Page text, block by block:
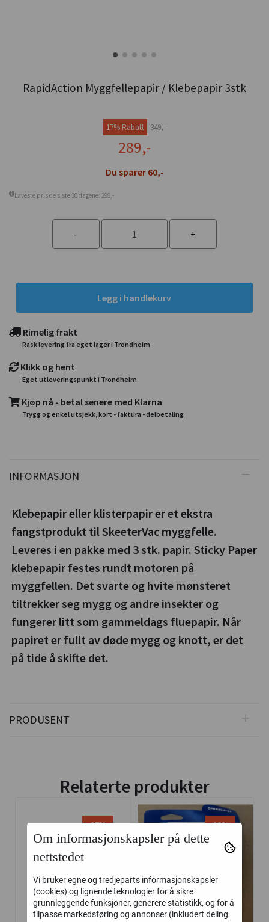
RapidAction Myggfellepapir / Klebepapir 3stk
17% Rabatt 349,-
289,-
Du sparer 60,-
Laveste pris de siste 30 dagene: 299,-
Legg i handlekurv
Rimelig frakt
Rask levering fra eget lager i Trondheim
Klikk og hent
Eget utleveringspunkt i Trondheim
Kjøp nå - betal senere med Klarna
Trygg og enkel utsjekk, kort - faktura - delbetaling
INFORMASJON
Klebepapir eller klisterpapir er et ekstra
fangstprodukt til SkeeterVac myggfelle.
Leveres i en pakke med 3 stk. papir. Sticky Paper
klebepapir festes rundt motoren på
myggfellen. Det svarte og hvite mønsteret
tiltrekker seg mygg og andre insekter og
fungerer litt som gammeldags fluepapir. Når
papiret er fullt av døde mygg og knott, er det
på tide å skifte det.
PRODUSENT
Relaterte produkter
-17% -13%
Om informasjonskapsler på dette
nettstedet
Vi bruker egne og tredjeparts informasjonskapsler
(cookies) og lignende teknologier for å sikre
grunnleggende funksjoner, generere statistikk, og for å
tilpasse markedsføring og annonser (inkludert deling